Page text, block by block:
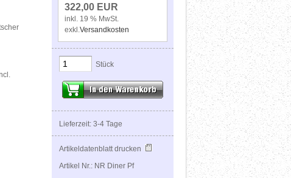
322,00 EUR
inkl. 19 % MwSt.
exkl.Versandkosten
Stück
Lieferzeit: 3-4 Tage
Artikeldatenblatt drucken
Artikel Nr.: NR Diner Pf